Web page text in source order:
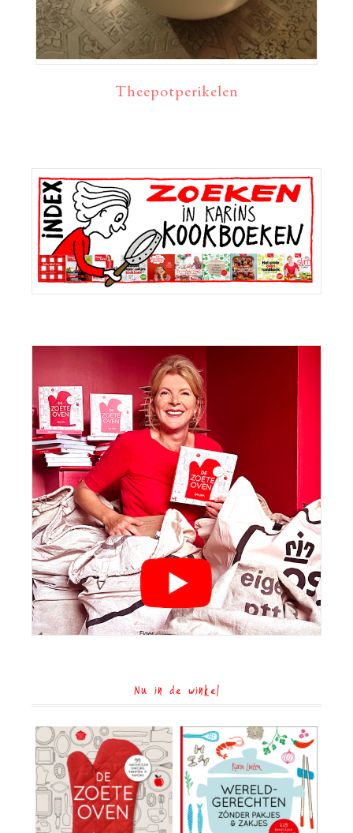
Theepotperikelen
Primaire
Sidebar
Nu in de winkel